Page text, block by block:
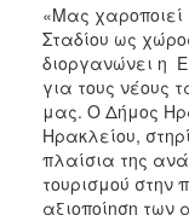
«Μας χαροποιεί
Σταδίου ως
διοργανώνει η
για τους νέους
μας. Ο Δήμος
Ηρακλείου,
πλαίσια της
τουρισμού στην
αξιοποίηση